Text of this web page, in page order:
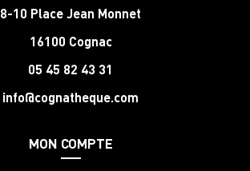
8-10 Place Jean Monnet
16100 Cognac
05 45 82 43 31
info@cognatheque.com
MON COMPTE